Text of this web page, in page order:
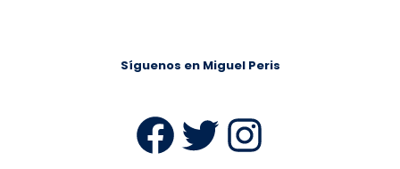
Síguenos en Miguel Peris
Facebook
Twitter